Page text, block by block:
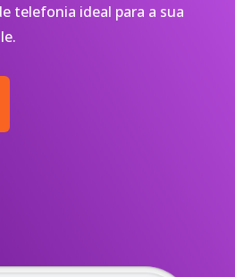
telefonia ideal para a sua